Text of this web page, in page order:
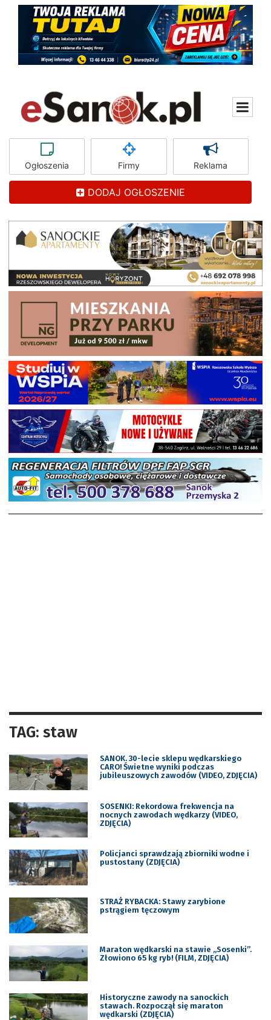
Ogłoszenia Firmy Reklama
DODAJ OGŁOSZENIE
TAG: staw
SANOK. 30-lecie sklepu wędkarskiego
CARO! Świetne wyniki podczas
jubileuszowych zawodów (VIDEO, ZDJĘCIA)
SOSENKI: Rekordowa frekwencja na
nocnych zawodach wędkarzy (VIDEO,
ZDJĘCIA)
Policjanci sprawdzają zbiorniki wodne i
pustostany (ZDJĘCIA)
STRAŻ RYBACKA: Stawy zarybione
pstrągiem tęczowym
Maraton wędkarski na stawie „Sosenki”.
Złowiono 65 kg ryb! (FILM, ZDJĘCIA)
Historyczne zawody na sanockich
stawach. Rozpoczął się maraton
wędkarski (ZDJĘCIA)